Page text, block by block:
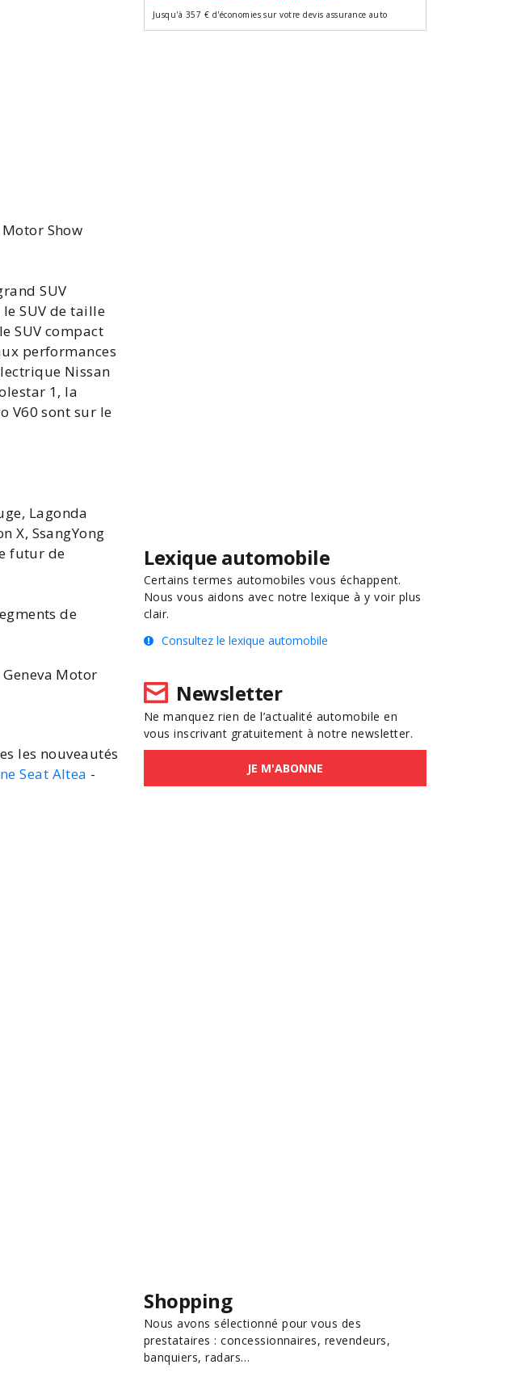
Motor Show
SUV
SUV de taille
SUV compact
performances
Nissan
1, la
V60 sont sur le
Lagonda
X, SsangYong
futur de
de
Motor
les nouveautés
Seat Altea -
Jusqu'à 357 € d'économies sur votre devis assurance auto
Lexique automobile
Certains termes automobiles vous échappent.
Nous vous aidons avec notre lexique à y voir plus
clair.
Consultez le lexique automobile
Newsletter
Ne manquez rien de l’actualité automobile en
vous inscrivant gratuitement à notre newsletter.
JE M'ABONNE
Shopping
Nous avons sélectionné pour vous des
prestataires : concessionnaires, revendeurs,
banquiers, radars…